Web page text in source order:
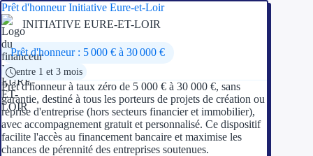
Prêt d'honneur Initiative Eure-et-Loir
INITIATIVE EURE-ET-LOIR
Prêt d'honneur : 5 000 € à 30 000 €
entre 1 et 3 mois
Prêt d'honneur à taux zéro de 5 000 € à 30 000 €, sans
garantie, destiné à tous les porteurs de projets de création ou
reprise d'entreprise (hors secteurs financier et immobilier),
avec accompagnement gratuit et personnalisé. Ce dispositif
facilite l'accès au financement bancaire et maximise les
chances de pérennité des entreprises soutenues.